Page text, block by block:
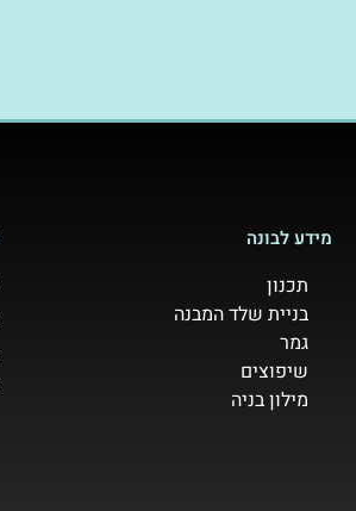
מידע לבונה
תכנון
בניית שלד המבנה
גמר
שיפוצים
מילון בניה